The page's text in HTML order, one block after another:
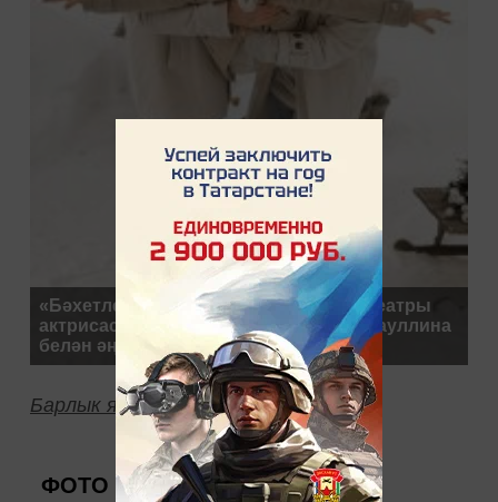
«Бәхетле булу үзебездән тора». Буа театры
актрисасы Гөлназ Гыйззәтуллина-Гатауллина
белән әңгәмә
Барлык язмалар
ФОТО